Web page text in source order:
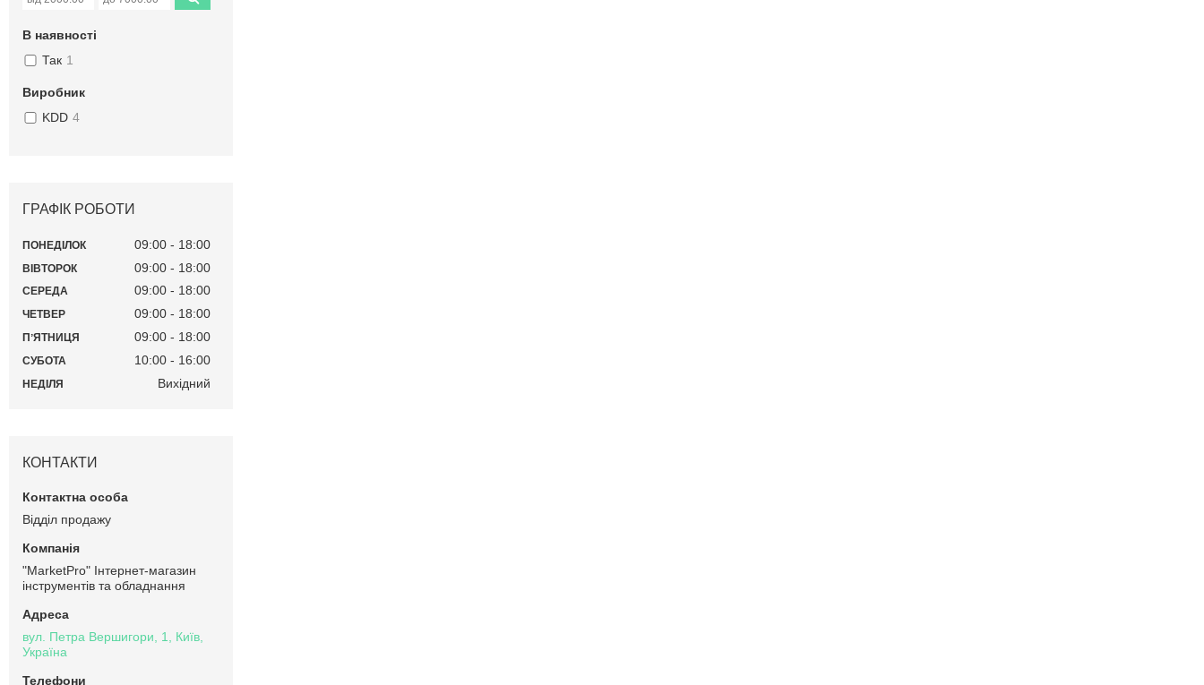
В наявності
Так 1
Виробник
KDD 4
ГРАФІК РОБОТИ
ПОНЕДІЛОК 09:00 18:00
ВІВТОРОК 09:00 18:00
СЕРЕДА 09:00 18:00
ЧЕТВЕР 09:00 18:00
ПʼЯТНИЦЯ 09:00 18:00
СУБОТА 10:00 16:00
НЕДІЛЯ Вихідний
КОНТАКТИ
Відділ продажу
"MarketPro" Інтернет-магазин
інструментів та обладнання
вул. Петра Вершигори, 1, Київ,
Україна